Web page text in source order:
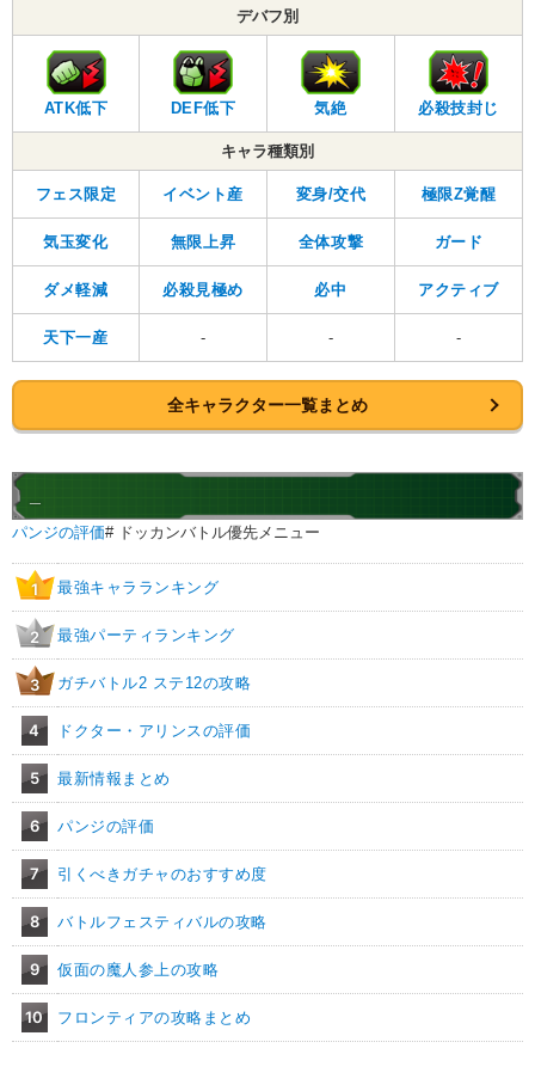
デバフ別
ATK低下 DEF低下 気絶 必殺技封じ
キャラ種類別
フェス限定 イベント産 変身/交代 極限Z覚醒
気玉変化 無限上昇 全体攻撃 ガード
ダメ軽減 必殺見極め 必中 アクティブ
天下一産 - - -
全キャラクター一覧まとめ
パンジの評価# ドッカンバトル優先メニュー
1 最強キャラランキング
2 最強パーティランキング
3 ガチバトル2 ステ12の攻略
4 ドクター・アリンスの評価
5 最新情報まとめ
6 パンジの評価
7 引くべきガチャのおすすめ度
8 バトルフェスティバルの攻略
9 仮面の魔人参上の攻略
10 フロンティアの攻略まとめ